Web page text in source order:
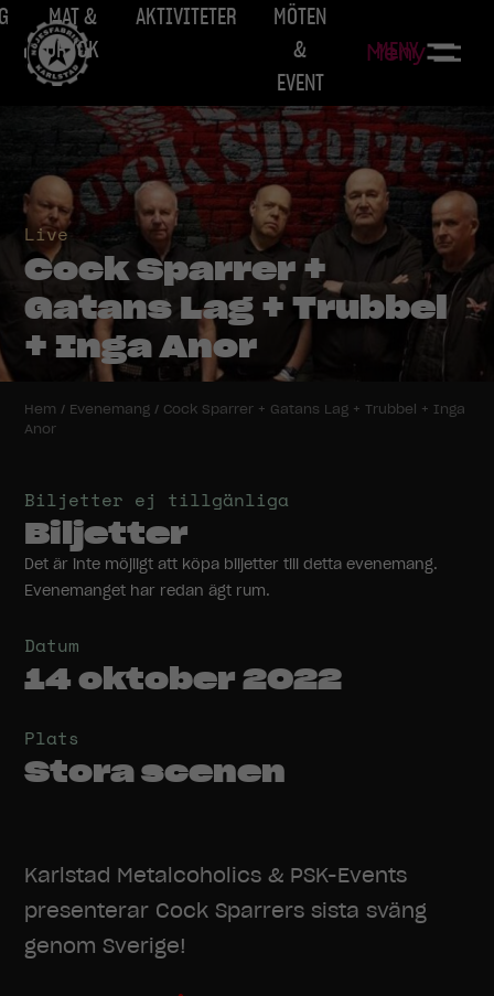
MAT &
DRYCK
AKTIVITETER
MÖTEN
&
EVENT
MENY
Meny
Live
Cock Sparrer +
Gatans Lag + Trubbel
+ Inga Anor
Hem / Evenemang / Cock Sparrer + Gatans Lag + Trubbel + Inga
Anor
Biljetter ej tillgänliga
Biljetter
Det är inte möjligt att köpa biljetter till detta evenemang.
Evenemanget har redan ägt rum.
Datum
14 oktober 2022
Plats
Stora scenen
Karlstad Metalcoholics & PSK-Events
presenterar Cock Sparrers sista sväng
genom Sverige!